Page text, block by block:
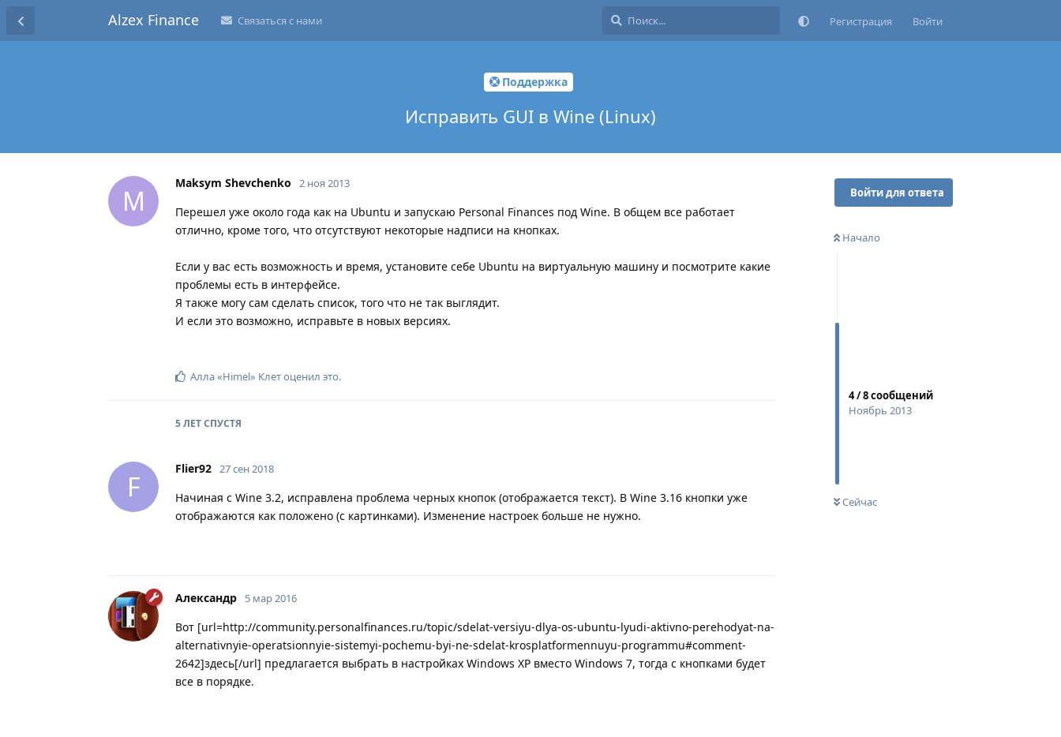
Alzex Finance Связаться с нами Регистрация Войти
Поддержка
Исправить GUI в Wine (Linux)
Войти для ответа
Начало
4/8сообщений
Ноябрь 2013
Сейчас
M
Maksym Shevchenko 2 ноя 2013
Перешел уже около года как на Ubuntu и запускаю Personal Finances под Wine. В общем все работает
отлично, кроме того, что отсутствуют некоторые надписи на кнопках.
Если у вас есть возможность и время, установите себе Ubuntu на виртуальную машину и посмотрите какие
проблемы есть в интерфейсе.
Я также могу сам сделать список, того что не так выглядит.
И если это возможно, исправьте в новых версиях.
Алла «Himel» Клетоценил это.
5 ЛЕТСПУСТЯ
F
Flier92 27 сен 2018
Начиная с Wine 3.2, исправлена проблема черных кнопок (отображается текст). В Wine 3.16 кнопки уже
отображаются как положено (с картинками). Изменение настроек больше не нужно.
Александр 5 мар 2016
Вот [url=http://community.personalfinances.ru/topic/sdelat-versiyu-dlya-os-ubuntu-lyudi-aktivno-perehodyat-na-
alternativnyie-operatsionnyie-sistemyi-pochemu-byi-ne-sdelat-krosplatformennuyu-programmu#comment-
2642]здесь[/url] предлагается выбрать в настройках Windows XP вместо Windows 7, тогда с кнопками будет
все в порядке.